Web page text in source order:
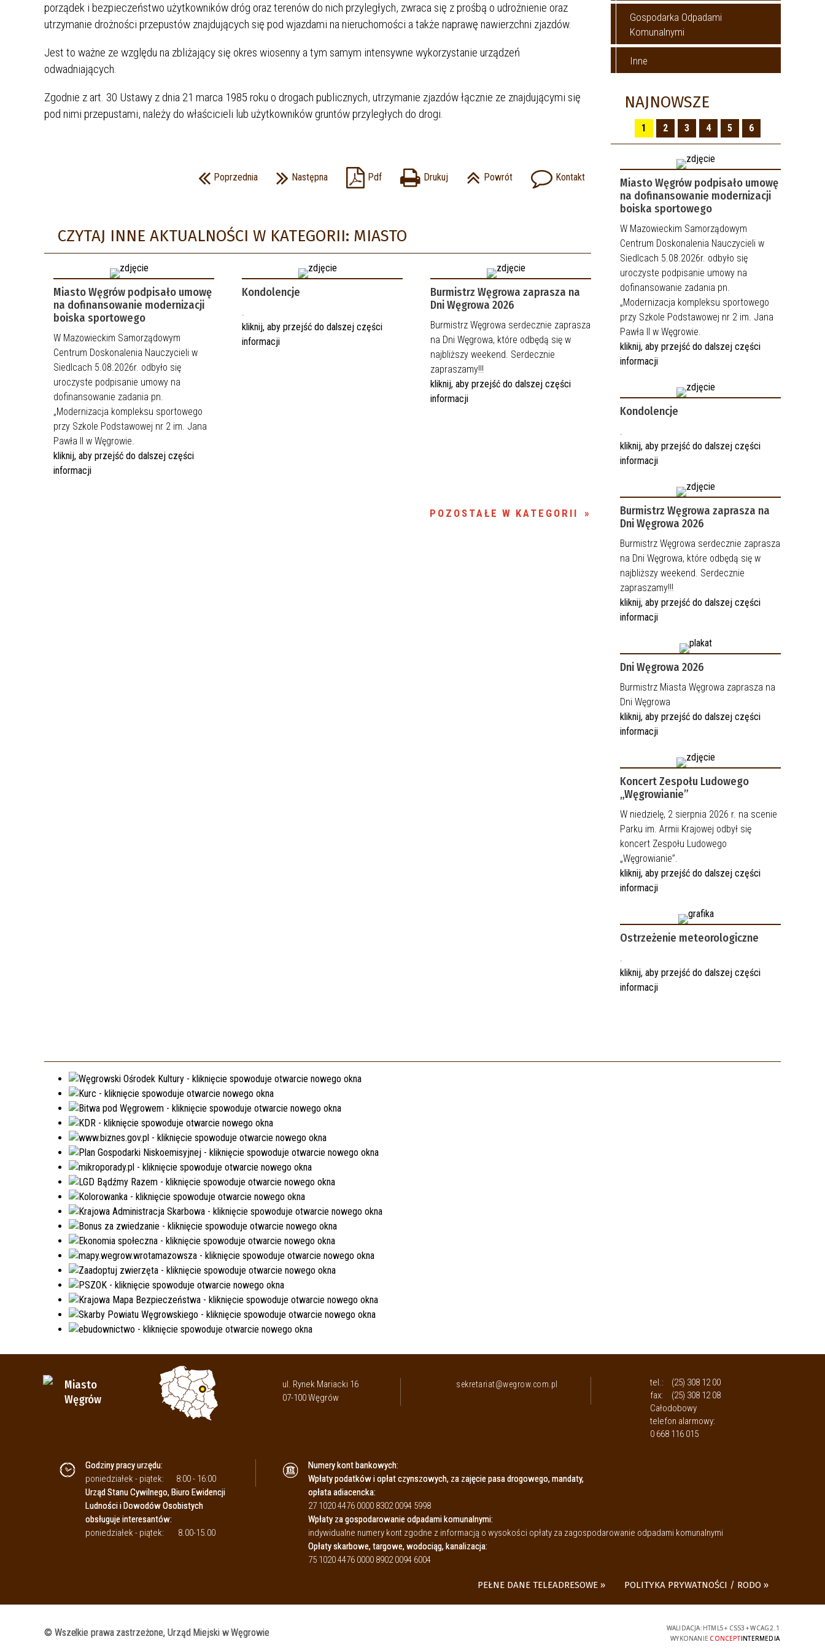
WZORY FORMULARZY I WNIOSKÓW
ROLNICTWO
PODATKI I OPŁATY LOKALNE
BAZA NAZW ULIC I PLACÓW
MEDIA LOKALNE
STACJE DLA POJAZDÓW
NIEODPŁATNA POMOC PRAWNA
porządek i bezpieczeństwo użytkowników dróg oraz terenów do nich przyległych, zwraca się z prośbą o udrożnienie oraz
utrzymanie drożności przepustów znajdujących się pod wjazdami na nieruchomości a także naprawę nawierzchni zjazdów.
Jest to ważne ze względu na zbliżający się okres wiosenny a tym samym intensywne wykorzystanie urządzeń
odwadniających.
Zgodnie z art. 30 Ustawy z dnia 21 marca 1985 roku o drogach publicznych, utrzymanie zjazdów łącznie ze znajdującymi się
pod nimi przepustami, należy do właścicieli lub użytkowników gruntów przyległych do drogi.
Poprzednia Następna Pdf Drukuj Powrót Kontakt
CZYTAJ INNE AKTUALNOŚCI W KATEGORII: MIASTO
Miasto Węgrów podpisało umowę
na dofinansowanie modernizacji
boiska sportowego
W Mazowieckim Samorządowym
Centrum Doskonalenia Nauczycieli w
Siedlcach 5.08.2026r. odbyło się
uroczyste podpisanie umowy na
dofinansowanie zadania pn.
„Modernizacja kompleksu sportowego
przy Szkole Podstawowej nr 2 im. Jana
Pawła II w Węgrowie.
kliknij, aby przejść do dalszej części
informacji
Kondolencje
kliknij, aby przejść do dalszej części
informacji
Burmistrz Węgrowa zaprasza na
Dni Węgrowa 2026
Burmistrz Węgrowa serdecznie zaprasza
na Dni Węgrowa, które odbędą się w
najbliższy weekend. Serdecznie
zapraszamy!!!
kliknij, aby przejść do dalszej części
informacji
POZOSTAŁE W KATEGORII
Gospodarka Odpadami
Komunalnymi
Inne
NAJNOWSZE
1 2 3 4 5 6
Miasto Węgrów podpisało umowę
na dofinansowanie modernizacji
boiska sportowego
W Mazowieckim Samorządowym
Centrum Doskonalenia Nauczycieli w
Siedlcach 5.08.2026r. odbyło się
uroczyste podpisanie umowy na
dofinansowanie zadania pn.
„Modernizacja kompleksu sportowego
przy Szkole Podstawowej nr 2 im. Jana
Pawła II w Węgrowie.
kliknij, aby przejść do dalszej części
informacji
Kondolencje
.
kliknij, aby przejść do dalszej części
informacji
Burmistrz Węgrowa zaprasza na
Dni Węgrowa 2026
Burmistrz Węgrowa serdecznie zaprasza
na Dni Węgrowa, które odbędą się w
najbliższy weekend. Serdecznie
zapraszamy!!!
kliknij, aby przejść do dalszej części
informacji
Dni Węgrowa 2026
Burmistrz Miasta Węgrowa zaprasza na
Dni Węgrowa
kliknij, aby przejść do dalszej części
informacji
Koncert Zespołu Ludowego
„Węgrowianie”
W niedzielę, 2 sierpnia 2026 r. na scenie
Parku im. Armii Krajowej odbył się
koncert Zespołu Ludowego
„Węgrowianie”.
kliknij, aby przejść do dalszej części
informacji
Ostrzeżenie meteorologiczne
.
kliknij, aby przejść do dalszej części
informacji
Miasto
Węgrów
ul. Rynek Mariacki 16
07-100 Węgrów
sekretariat@wegrow.com.pl tel.:
(25) 308 12 00
fax:
(25) 308 12 08
Całodobowy
telefon alarmowy:
0 668 116 015
Godziny pracy urzędu:
poniedziałek - piątek:
8:00 - 16:00
Urząd Stanu Cywilnego, Biuro Ewidencji
Ludności i Dowodów Osobistych
obsługuje interesantów:
poniedziałek - piątek:
8.00-15.00
Numery kont bankowych:
Wpłaty podatków i opłat czynszowych, za zajęcie pasa drogowego, mandaty,
opłata adiacencka:
27 1020 4476 0000 8302 0094 5998
Wpłaty za gospodarowanie odpadami komunalnymi:
indywidualne numery kont zgodne z informacją o wysokości opłaty za zagospodarowanie odpadami komunalnymi
Opłaty skarbowe, targowe, wodociąg, kanalizacja:
75 1020 4476 0000 8902 0094 6004
PEŁNE DANE TELEADRESOWE POLITYKA PRYWATNOŚCI / RODO
© Wszelkie prawa zastrzeżone, Urząd Miejski w Węgrowie WALIDACJA: HTML5+ CSS3 +WCAG 2.1
WYKONANIE CONCEPTINTERMEDIA